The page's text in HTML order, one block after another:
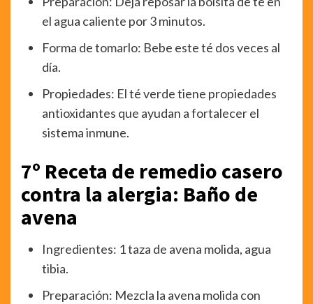
el agua caliente por 3 minutos.
Forma de tomarlo: Bebe este té dos veces al
día.
Propiedades: El té verde tiene propiedades
antioxidantes que ayudan a fortalecer el
sistema inmune.
7º Receta de remedio casero
contra la alergia: Baño de
avena
Ingredientes: 1 taza de avena molida, agua
tibia.
Preparación: Mezcla la avena molida con